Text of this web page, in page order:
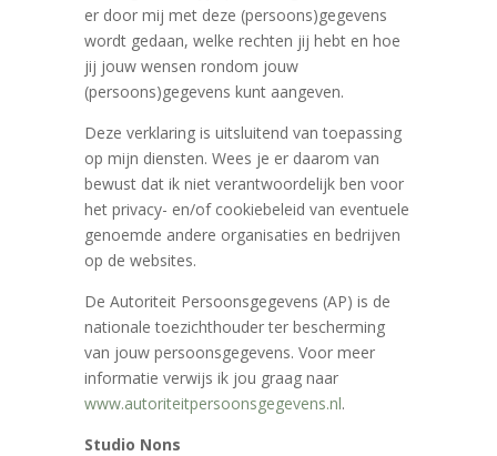
er door mij met deze (persoons)gegevens
wordt gedaan, welke rechten jij hebt en hoe
jij jouw wensen rondom jouw
(persoons)gegevens kunt aangeven.
Deze verklaring is uitsluitend van toepassing
op mijn diensten. Wees je er daarom van
bewust dat ik niet verantwoordelijk ben voor
het privacy- en/of cookiebeleid van eventuele
genoemde andere organisaties en bedrijven
op de websites.
De Autoriteit Persoonsgegevens (AP) is de
nationale toezichthouder ter bescherming
van jouw persoonsgegevens. Voor meer
informatie verwijs ik jou graag naar
www.autoriteitpersoonsgegevens.nl.
Studio Nons